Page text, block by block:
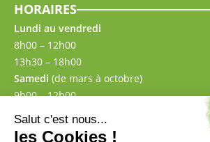
HORAIRES
Lundi au vendredi
8h00 – 12h00
13h30 – 18h00
Samedi (de mars à octobre)
9h00 – 12h00
13h30 – 17h00